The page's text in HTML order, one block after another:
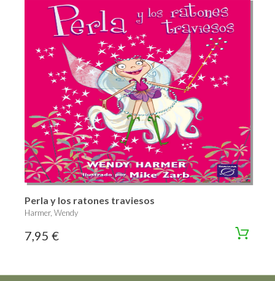
Perla y los ratones traviesos
Harmer, Wendy
7,95 €